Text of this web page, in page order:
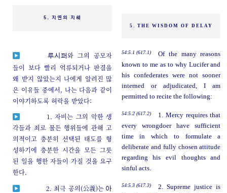
5. 지연의 지혜
5. THE WISDOM OF DELAY
루시퍼와 그의 공모자
들이 보다 빨리 억류되거나 판결을
왜 받지 않았는지 나에게 알려진 많
은 이유들 중에서, 나는 다음과 같이
이야기하도록 허락을 받았다:
54:5.1 (617.1)
Of the many reasons
known to me as to why Lucifer and
his confederates were not sooner
interned or adjudicated, I am
permitted to recite the following:
1. 자비는 그의 악한 생
각들과 죄로 물든 행위들에 관해 고
의적이고 충분히 선택된 태도를 형
성하기에 충분한 시간을 모든 그릇
된 일을 행한 자들이 가질 것을 요구
한다.
54:5.2 (617.2)
1. Mercy requires that
every wrongdoer have sufficient
time in which to formulate a
deliberate and fully chosen attitude
regarding his evil thoughts and
sinful acts.
2. 최극 공의(公義)는아
54:5.3 (617.3)
2. Supreme justice is